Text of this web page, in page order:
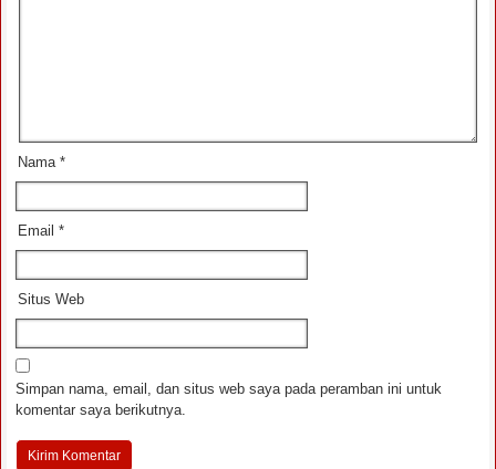
Nama *
Email *
Situs Web
Simpan nama, email, dan situs web saya pada peramban ini untuk
komentar saya berikutnya.